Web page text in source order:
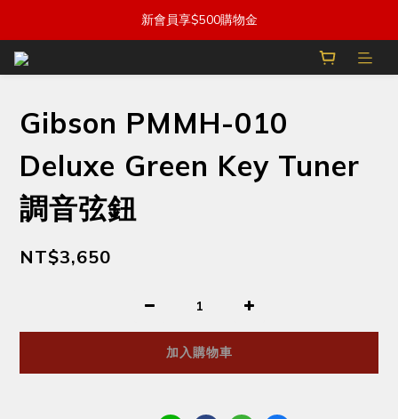
新會員享$500購物金
Gibson PMMH-010
Deluxe Green Key Tuner
調音弦鈕
NT$3,650
加入購物車